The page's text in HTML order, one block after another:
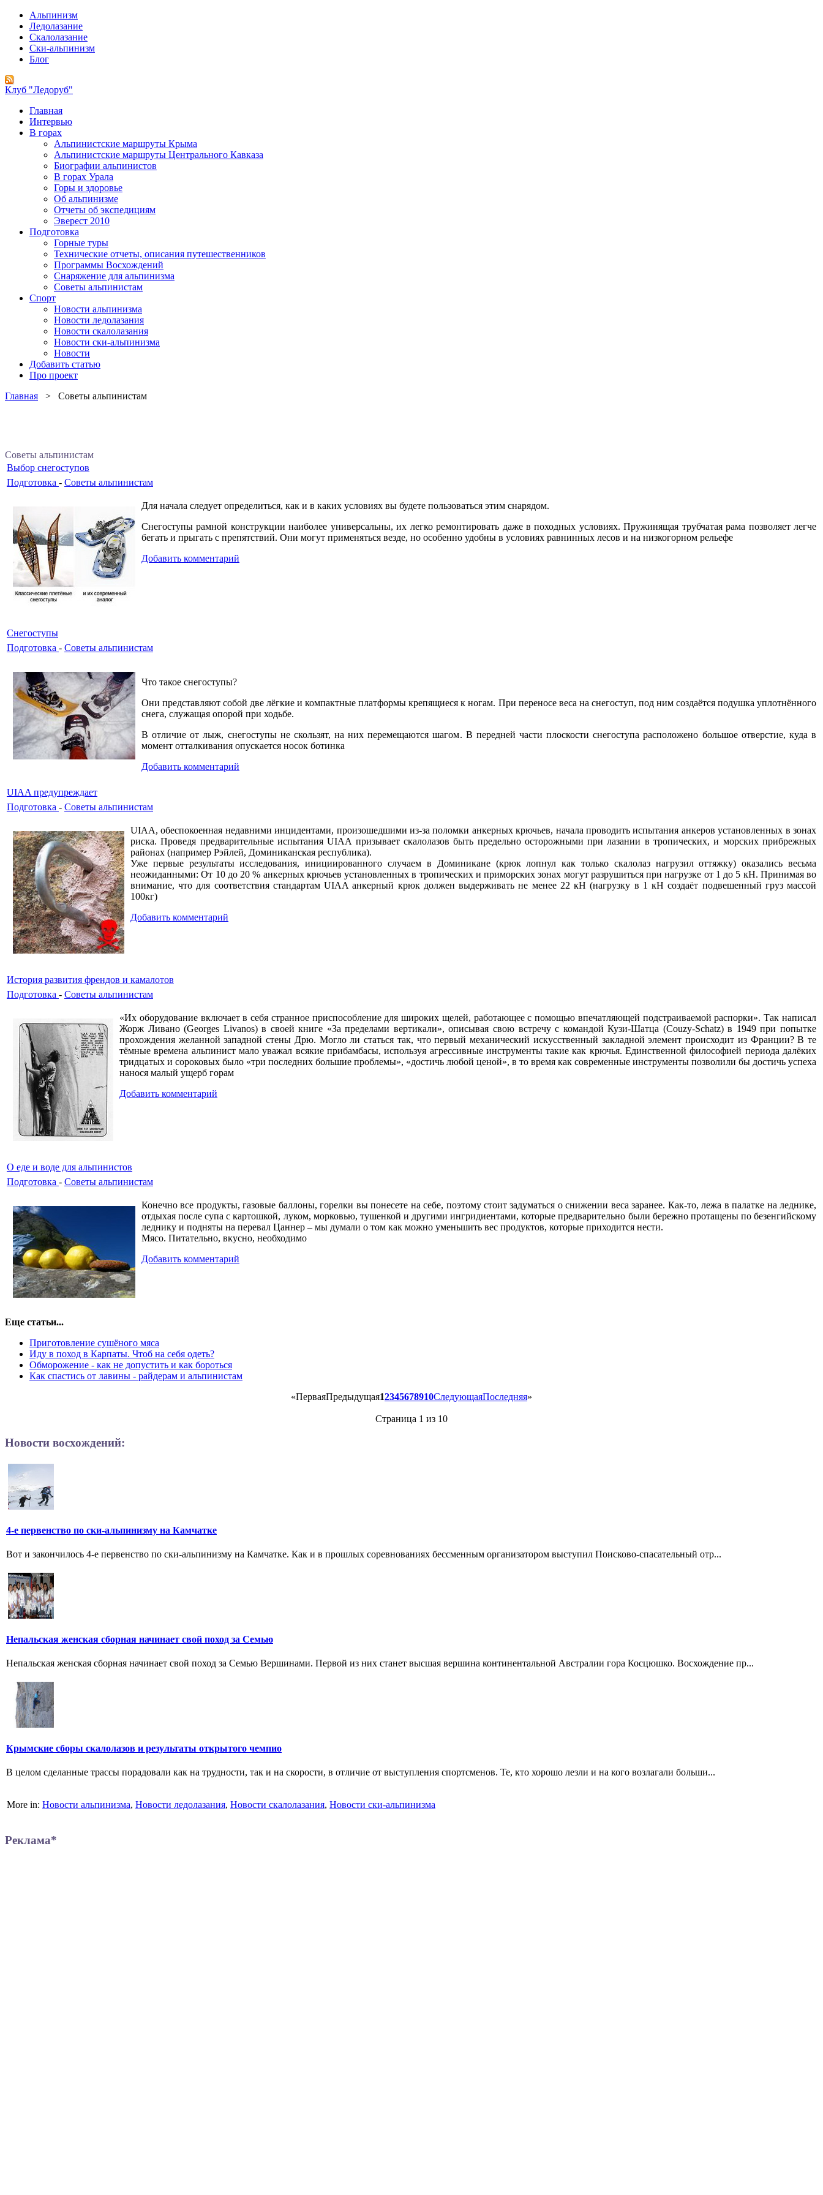
Альпинизм
Ледолазание
Скалолазание
Ски-альпинизм
Блог
Клуб "Ледоруб"
Главная
Интервью
В горах
Альпинистские маршруты Крыма
Альпинистские маршруты Центрального Кавказа
Биографии альпинистов
В горах Урала
Горы и здоровье
Об альпинизме
Отчеты об экспедициям
Эверест 2010
Подготовка
Горные туры
Технические отчеты, описания путешественников
Программы Восхождений
Снаряжение для альпинизма
Советы альпинистам
Спорт
Новости альпинизма
Новости ледолазания
Новости скалолазания
Новости ски-альпинизма
Новости
Добавить статью
Про проект
Главная > Советы альпинистам
Советы альпинистам
Выбор снегоступов
Подготовка - Советы альпинистам
Для начала следует определиться, как и в каких условиях вы будете пользоваться этим снарядом.
Снегоступы рамной конструкции наиболее универсальны, их легко ремонтировать даже в походных условиях. Пружинящая трубчатая рама позволяет легче
бегать и прыгать с препятствий. Они могут применяться везде, но особенно удобны в условиях равнинных лесов и на низкогорном рельефе
Добавить комментарий
Снегоступы
Подготовка - Советы альпинистам
Что такое снегоступы?
Они представляют собой две лёгкие и компактные платформы крепящиеся к ногам. При переносе веса на снегоступ, под ним создаётся подушка уплотнённого
снега, служащая опорой при ходьбе.
В отличие от лыж, снегоступы не скользят, на них перемещаются шагом. В передней части плоскости снегоступа расположено большое отверстие, куда в
момент отталкивания опускается носок ботинка
Добавить комментарий
UIAA предупреждает
Подготовка - Советы альпинистам
UIAA, обеспокоенная недавними инцидентами, произошедшими из-за поломки анкерных крючьев, начала проводить испытания анкеров установленных в зонах
риска. Проведя предварительные испытания UIAA призывает скалолазов быть предельно осторожными при лазании в тропических, и морских прибрежных
районах (например Рэйлей, Доминиканская республика).
Уже первые результаты исследования, инициированного случаем в Доминикане (крюк лопнул как только скалолаз нагрузил оттяжку) оказались весьма
неожиданными: От 10 до 20 % анкерных крючьев установленных в тропических и приморских зонах могут разрушиться при нагрузке от 1 до 5 кН. Принимая во
внимание, что для соответствия стандартам UIAA анкерный крюк должен выдерживать не менее 22 кН (нагрузку в 1 кН создаёт подвешенный груз массой
100кг)
Добавить комментарий
История развития френдов и камалотов
Подготовка - Советы альпинистам
«Их оборудование включает в себя странное приспособление для широких щелей, работающее с помощью впечатляющей подстраиваемой распорки». Так написал
Жорж Ливано (Georges Livanos) в своей книге «За пределами вертикали», описывая свою встречу с командой Кузи-Шатца (Couzy-Schatz) в 1949 при попытке
прохождения желанной западной стены Дрю. Могло ли статься так, что первый механический искусственный закладной элемент происходит из Франции? В те
тёмные времена альпинист мало уважал всякие прибамбасы, используя агрессивные инструменты такие как крючья. Единственной философией периода далёких
тридцатых и сороковых было «три последних большие проблемы», «достичь любой ценой», в то время как современные инструменты позволили бы достичь успеха
нанося малый ущерб горам
Добавить комментарий
О еде и воде для альпинистов
Подготовка - Советы альпинистам
Конечно все продукты, газовые баллоны, горелки вы понесете на себе, поэтому стоит задуматься о снижении веса заранее. Как-то, лежа в палатке на леднике,
отдыхая после супа с картошкой, луком, морковью, тушенкой и другими ингридиентами, которые предварительно были бережно протащены по безенгийскому
леднику и подняты на перевал Цаннер – мы думали о том как можно уменьшить вес продуктов, которые приходится нести.
Мясо. Питательно, вкусно, необходимо
Добавить комментарий
Еще статьи...
Приготовление сушёного мяса
Иду в поход в Карпаты. Чтоб на себя одеть?
Обморожение - как не допустить и как бороться
Как спастись от лавины - райдерам и альпинистам
«ПерваяПредыдущая12345678910СледующаяПоследняя»
Страница 1 из 10
Новости восхождений:
4-е первенство по ски-альпинизму на Камчатке
Вот и закончилось 4-е первенство по ски-альпинизму на Камчатке. Как и в прошлых соревнованиях бессменным организатором выступил Поисково-спасательный отр...
Непальская женская сборная начинает свой поход за Семью
Непальская женская сборная начинает свой поход за Семью Вершинами. Первой из них станет высшая вершина континентальной Австралии гора Косцюшко. Восхождение пр...
Крымские сборы скалолазов и результаты открытого чемпио
В целом сделанные трассы порадовали как на трудности, так и на скорости, в отличие от выступления спортсменов. Те, кто хорошо лезли и на кого возлагали больши...
More in: Новости альпинизма, Новости ледолазания, Новости скалолазания, Новости ски-альпинизма
Реклама*